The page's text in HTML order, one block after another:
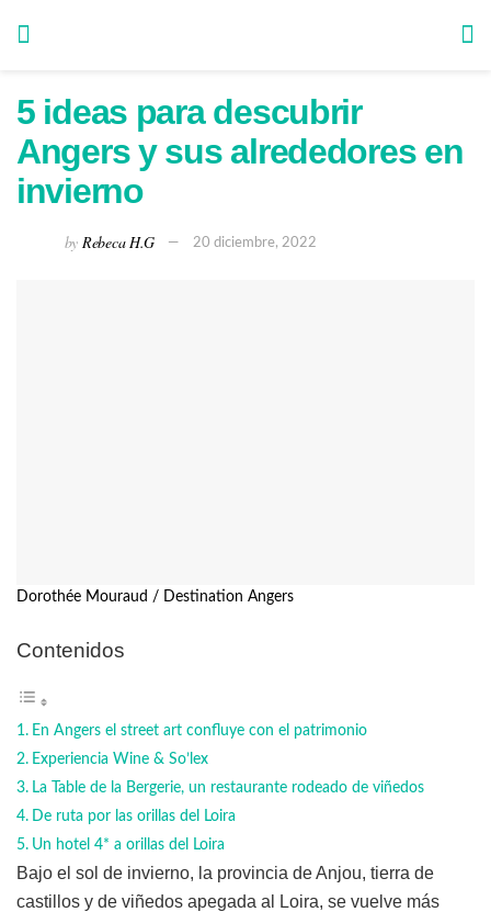
5 ideas para descubrir
Angers y sus alrededores en
invierno
by Rebeca H.G 20 diciembre, 2022
Dorothée Mouraud / Destination Angers
Contenidos
En Angers el street art confluye con el patrimonio
Experiencia Wine & So’lex
La Table de la Bergerie, un restaurante rodeado de viñedos
De ruta por las orillas del Loira
Un hotel 4* a orillas del Loira
Bajo el sol de invierno, la provincia de Anjou, tierra de
castillos y de viñedos apegada al Loira, se vuelve más